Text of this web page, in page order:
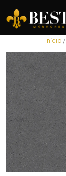
Início /